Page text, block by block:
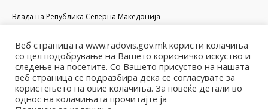
Влада на Република Северна Македонија
Министерство за финансии
Министерство за транспорт и врски
Министерство за локална самоуправа
Министерство за информатичко општество и администрација
Министерство за образование и наука
Веб страницата www.radovis.gov.mk користи колачиња
со цел подобрување на Вашето корисничко искуство и
следење на посетите. Со Вашето присуство на нашата
веб страница се подразбира дека се согласувате за
користењето на овие колачиња. За повеќе детали во
однос на колачињата прочитајте ја